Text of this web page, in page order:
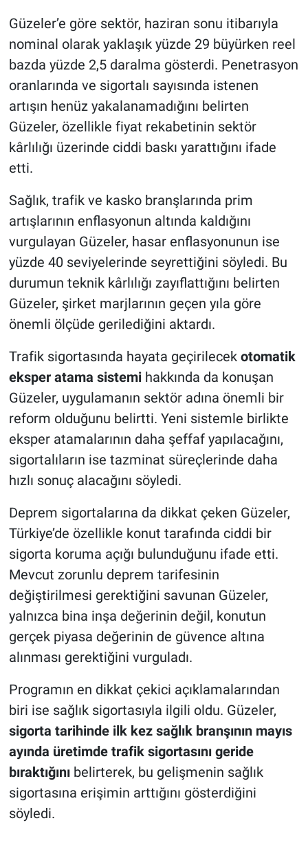
Güzeler’e göre sektör, haziran sonu itibarıyla
nominal olarak yaklaşık yüzde 29 büyürken reel
bazda yüzde 2,5 daralma gösterdi. Penetrasyon
oranlarında ve sigortalı sayısında istenen
artışın henüz yakalanamadığını belirten
Güzeler, özellikle fiyat rekabetinin sektör
kârlılığı üzerinde ciddi baskı yarattığını ifade
etti.
Sağlık, trafik ve kasko branşlarında prim
artışlarının enflasyonun altında kaldığını
vurgulayan Güzeler, hasar enflasyonunun ise
yüzde 40 seviyelerinde seyrettiğini söyledi. Bu
durumun teknik kârlılığı zayıflattığını belirten
Güzeler, şirket marjlarının geçen yıla göre
önemli ölçüde gerilediğini aktardı.
Trafik sigortasında hayata geçirilecek otomatik
eksper atama sistemihakkında da konuşan
Güzeler, uygulamanın sektör adına önemli bir
reform olduğunu belirtti. Yeni sistemle birlikte
eksper atamalarının daha şeffaf yapılacağını,
sigortalıların ise tazminat süreçlerinde daha
hızlı sonuç alacağını söyledi.
Deprem sigortalarına da dikkat çeken Güzeler,
Türkiye’de özellikle konut tarafında ciddi bir
sigorta koruma açığı bulunduğunu ifade etti.
Mevcut zorunlu deprem tarifesinin
değiştirilmesi gerektiğini savunan Güzeler,
yalnızca bina inşa değerinin değil, konutun
gerçek piyasa değerinin de güvence altına
alınması gerektiğini vurguladı.
Programın en dikkat çekici açıklamalarından
biri ise sağlık sigortasıyla ilgili oldu. Güzeler,
sigorta tarihinde ilk kez sağlık branşının mayıs
ayında üretimde trafik sigortasını geride
bıraktığınıbelirterek, bu gelişmenin sağlık
sigortasına erişimin arttığını gösterdiğini
söyledi.